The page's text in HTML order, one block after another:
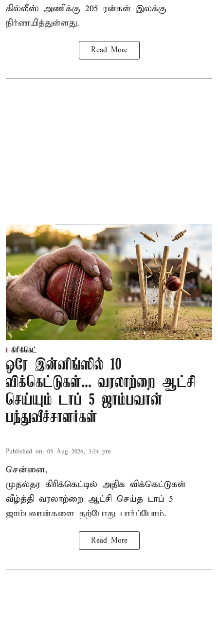
கில்லீஸ் அணிக்கு 205 ரன்கள் இலக்கு
நிர்ணயித்துள்ளது.
Read More
கிரிக்கெட்
ஒரே இன்னிங்ஸில் 10
விக்கெட்டுகள்... வரலாற்றை ஆட்சி
செய்யும் டாப் 5 ஜாம்பவான்
பந்துவீச்சாளர்கள்
Published on: 05 Aug 2026, 3:24 pm
சென்னை,
முதல்தர கிரிக்கெட்டில் அதிக விக்கெட்டுகள்
வீழ்த்தி வரலாற்றை ஆட்சி செய்த டாப் 5
ஜாம்பவான்களை தற்போது பார்ப்போம்.
Read More